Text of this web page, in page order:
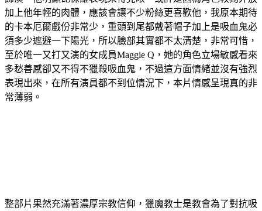
加上他年輕的肉體，應該會讓不少粉絲更喜歡他，我原本期待
的卡本厄爾戲份非常少，重頭到尾都戴著帽子加上是吸血鬼必
須多少遮避一下陽光，所以臉部其實都不太清楚，非常可惜，
至於唯一又打又演的女成員Maggie Q，她的角色立場敏感看來
多愁善感卻又不得不獵殺吸血鬼，不過這方面情緒並沒有強烈
表現出來，在所有演員都不到位情況下，本片情感呈現真的非
常薄弱。
整部片果然充滿著濃厚宗教信仰，獵魔教士是教會為了對抗吸